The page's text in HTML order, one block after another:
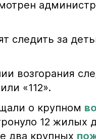
следить за
возгорания
«112».
о крупном
12 жилых
два крупных